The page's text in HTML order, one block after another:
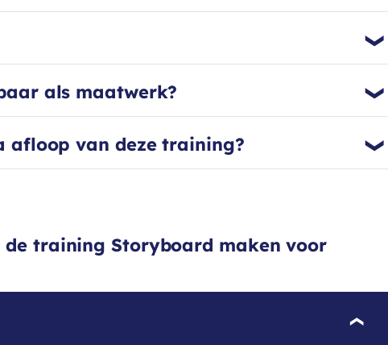
als maatwerk?
afloop van deze training?
training Storyboard maken voor